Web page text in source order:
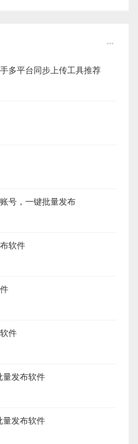
多平台同步上传工具推荐
号，一键批量发布
软件
件
量发布软件
量发布软件